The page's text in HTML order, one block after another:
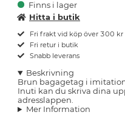
Finns i lager
Hitta i butik
Fri frakt vid köp över 300 kr
Fri retur i butik
Snabb leverans
Beskrivning
Brun bagagetag i
Inuti kan du skriva dina
adresslappen.
Mer Information